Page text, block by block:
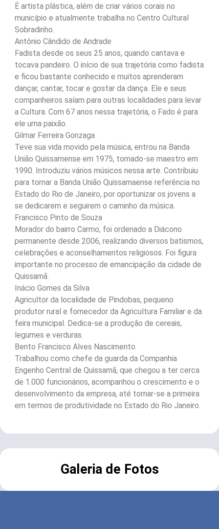
É artista plástica, além de criar vários corais no
município e atualmente trabalha no Centro Cultural
Sobradinho.
Antônio Cândido de Andrade
Fadista desde os seus 25 anos, quando cantava e
tocava pandeiro. O início de sua trajetória como fadista
e ficou bastante conhecido e muitos aprenderam
dançar, cantar, tocar e gostar da dança. Ele e seus
companheiros saíam para outras localidades para levar
a Cultura. Com 67 anos nessa trajetória, o Fado é para
ele uma paixão.
Gilmar Ferreira Gonzaga
Teve sua vida movido pela música, entrou na Banda
União Quissamense em 1975, tornado-se maestro em
1990. Introduziu vários músicos nessa arte. Contribuiu
para tornar a Banda União Quissamaense referência no
Estado do Rio de Janeiro, por oportunizar os jovens a
se dedicarem e seguirem o caminho da música.
Francisco Pinto de Souza
Morador do bairro Carmo, foi ordenado a Diácono
permanente desde 2006, realizando diversos batismos,
celebrações e aconselhamentos religiosos. Foi figura
importante no processo de emancipação da cidade de
Quissamã.
Inácio Gomes da Silva
Agricultor da localidade de Pindobas, pequeno
produtor rural e fornecedor da Agricultura Familiar e da
feira municipal. Dedica-se a produção de cereais,
legumes e verduras.
Bento Francisco Alves Nascimento
Trabalhou como chefe da guarda da Companhia
Engenho Central de Quissamã, que chegou a ter cerca
de 1.000 funcionários, acompanhou o crescimento e o
desenvolvimento da empresa, até tornar-se a primeira
em termos de produtividade no Estado do Rio Janeiro.
Galeria de Fotos